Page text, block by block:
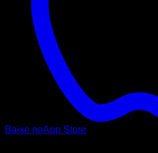
Baixe noApp Store